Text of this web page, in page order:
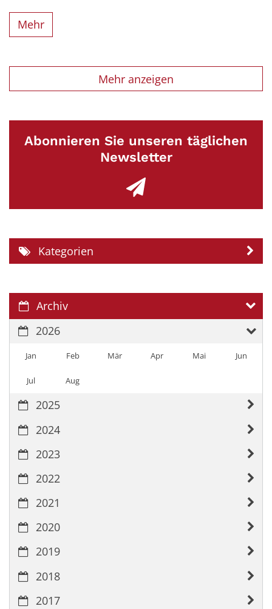
Mehr
Mehr anzeigen
Abonnieren Sie unseren täglichen
Newsletter
Kategorien
Archiv
2026
Jan Feb Mär Apr Mai Jun
Jul Aug
2025
2024
2023
2022
2021
2020
2019
2018
2017